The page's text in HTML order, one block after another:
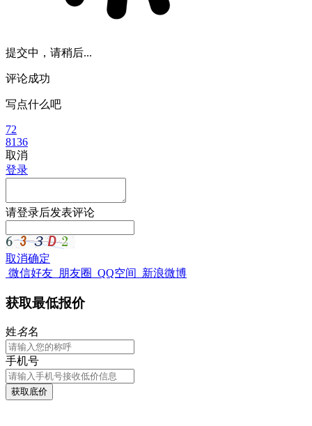
提交中，请稍后...
评论成功
写点什么吧
72
8136
取消
登录
请登录后发表评论
取消确定
微信好友 朋友圈 QQ空间 新浪微博
获取最低报价
姓名名
手机号
获取底价